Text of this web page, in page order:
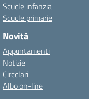
Scuole infanzia
Scuole primarie
Novità
Appuntamenti
Notizie
Circolari
Albo on-line